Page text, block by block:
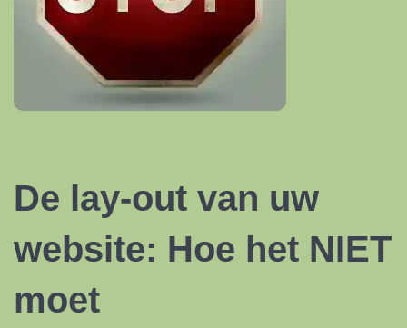
De lay-out van uw
website: Hoe het NIET
moet